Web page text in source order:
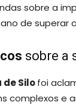
sobre a
de superar
sobre a
Silofoi
complexos e